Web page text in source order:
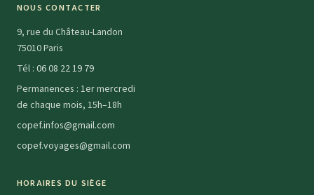
NOUS CONTACTER
9, rue du Château-Landon
75010 Paris
Tél : 06 08 22 19 79
Permanences : 1er mercredi
de chaque mois, 15h–18h
copef.infos@gmail.com
copef.voyages@gmail.com
HORAIRES DU SIÈGE